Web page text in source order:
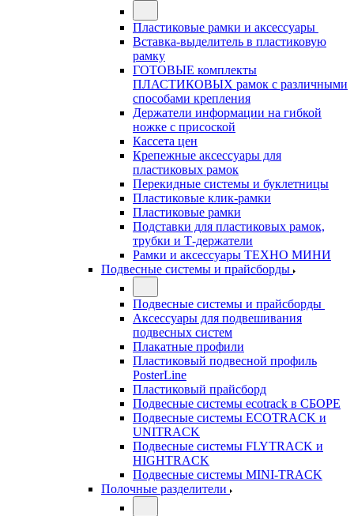
Пластиковые рамки и аксессуары
Вставка-выделитель в пластиковую
рамку
ГОТОВЫЕ комплекты
ПЛАСТИКОВЫХ рамок с различными
способами крепления
Держатели информации на гибкой
ножке с присоской
Кассета цен
Крепежные аксессуары для
пластиковых рамок
Перекидные системы и буклетницы
Пластиковые клик-рамки
Пластиковые рамки
Подставки для пластиковых рамок,
трубки и Т-держатели
Рамки и аксессуары ТЕХНО МИНИ
Подвесные системы и прайсборды
Подвесные системы и прайсборды
Аксессуары для подвешивания
подвесных систем
Плакатные профили
Пластиковый подвесной профиль
PosterLine
Пластиковый прайсборд
Подвесные системы ecotrack в СБОРЕ
Подвесные системы ECOTRACK и
UNITRACK
Подвесные системы FLYTRACK и
HIGHTRACK
Подвесные системы MINI-TRACK
Полочные разделители